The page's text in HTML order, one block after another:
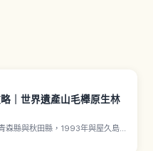
｜世界遺產山毛櫸原生林
森縣與秋田縣，1993年與屋久島一
登錄 UNESCO 世界自然遺產。涵